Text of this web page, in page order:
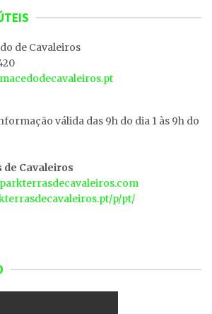
de Cavaleiros
válida das 9h do dia 1 às 9h do
Cavaleiros
p/pt/